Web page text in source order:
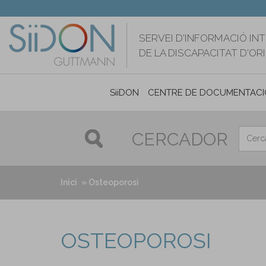
contingut
SERVEI D'INFORMACIÓ
DE LA DISCAPACITAT
SiiDON CENTRE DE
CERCADOR
Inici Osteoporosi
OSTEOPOROSI